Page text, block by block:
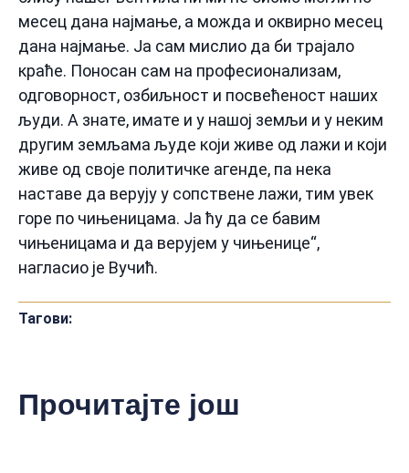
месец дана најмање, а можда и оквирно месец
дана најмање. Ја сам мислио да би трајало
краће. Поносан сам на професионализам,
одговорност, озбиљност и посвећеност наших
људи. А знате, имате и у нашој земљи и у неким
другим земљама људе који живе од лажи и који
живе од своје политичке агенде, па нека
наставе да верују у сопствене лажи, тим увек
горе по чињеницама. Ја ћу да се бавим
чињеницама и да верујем у чињенице“,
нагласио је Вучић.
Тагови:
Прочитајте још